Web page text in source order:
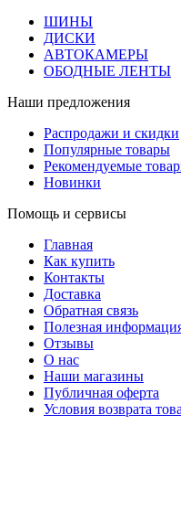
ШИНЫ
ДИСКИ
АВТОКАМЕРЫ
ОБОДНЫЕ ЛЕНТЫ
Наши предложения
Распродажи и скидки
Популярные товары
Рекомендуемые
Новинки
Помощь и сервисы
Главная
Как купить
Контакты
Доставка
Обратная связь
Полезная
Отзывы
О нас
Наши магазины
Публичная оферта
Условия возврата